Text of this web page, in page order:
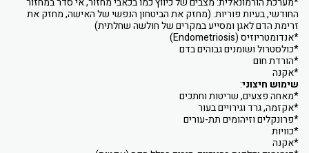
החודשי, בעיות פוריות. (מחזק את הביטחון הנפשי של האישה, מחזק את
זרימת הדם לאגן ומסייע במקרים של חולשה שחלתית)
*אנדומטריוזיס (Endometriosis)
*כולסטרול ושומנים גבוהים בדם
*הורדת חום
*אקנה
שימוש חיצוני:
*מאחה פצעים, שריטות וחתכים
*אקזמה, גרד וגירויים בעור
*פרונקלים וזיהומים תת-עורים
*כוויות
*אקנה